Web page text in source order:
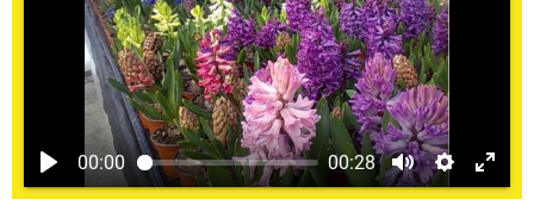
00:00 00:28